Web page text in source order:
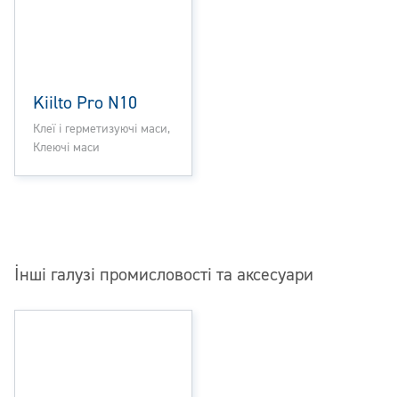
Kiilto Pro N10
Клеї і герметизуючі маси,
Клеючі маси
Інші галузі промисловості та аксесуари